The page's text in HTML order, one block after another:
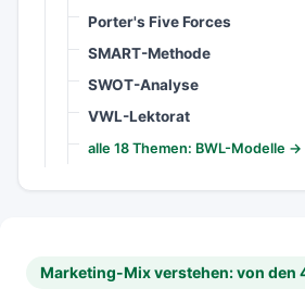
Porter's Five Forces
SMART-Methode
SWOT-Analyse
VWL-Lektorat
alle 18 Themen: BWL-Modelle →
Marketing-Mix verstehen: von den